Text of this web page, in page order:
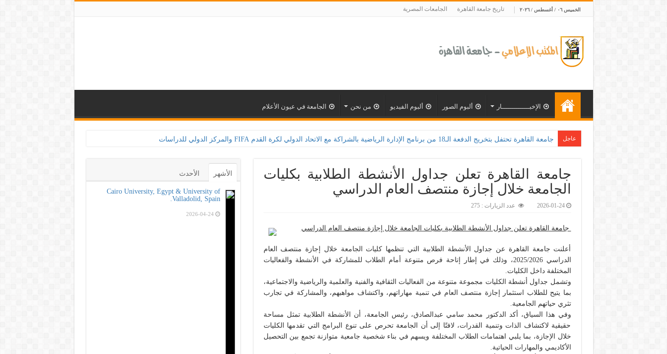
الخميس ٠٦ / أغسطس / ٢٠٢٦ تاريخ جامعة القاهرة الجامعات المصرية
الإخبــــــــــــــار ألبوم الصور ألبوم الفيديو من نحن الجامعة في عيون الأعلام
عاجل
جامعة القاهرة تعلن جداول الأنشطة الطلابية بكليات
الجامعة خلال إجازة منتصف العام الدراسي‎
2026-01-24 عدد الزيارات : 275
جامعة القاهرة تعلن جداول الأنشطة الطلابية بكليات الجامعة خلال إجازة منتصف العام الدراسي
أعلنت جامعة القاهرة عن جداول الأنشطة الطلابية التي تنظمها كليات الجامعة خلال إجازة منتصف العام
الدراسي 2025/2026، وذلك في إطار إتاحة فرص متنوعة أمام الطلاب للمشاركة في الأنشطة والفعاليات
المختلفة داخل الكليات.
وتشمل جداول أنشطة الكليات مجموعة متنوعة من الفعاليات الثقافية والفنية والعلمية والرياضية والاجتماعية،
بما يتيح للطلاب استثمار إجازة منتصف العام في تنمية مهاراتهم، واكتشاف مواهبهم، والمشاركة في تجارب
تثري حياتهم الجامعية.
وفي هذا السياق، أكد الدكتور محمد سامي عبدالصادق، رئيس الجامعة، أن الأنشطة الطلابية تمثل مساحة
حقيقية لاكتشاف الذات وتنمية القدرات، لافتًا إلى أن الجامعة تحرص على تنوع البرامج التي تقدمها الكليات
خلال الإجازة، بما يلبي اهتمامات الطلاب المختلفة ويسهم في بناء شخصية جامعية متوازنة تجمع بين التحصيل
الأكاديمي والمهارات الحياتية.
الأشهر الأحدث
Cairo University, Egypt & University of
Valladolid, Spain.
2026-04-24